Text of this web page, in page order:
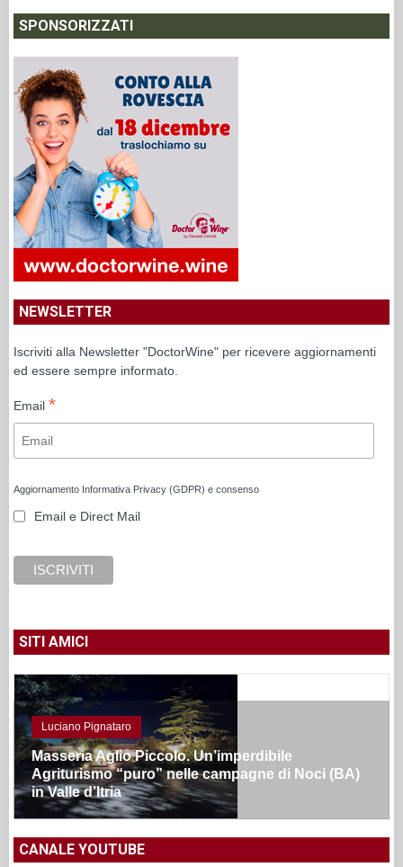
SPONSORIZZATI
NEWSLETTER
Iscriviti alla Newsletter "DoctorWine" per ricevere aggiornamenti
ed essere sempre informato.
Email *
Aggiornamento Informativa Privacy (GDPR) e consenso
Email e Direct Mail
SITI AMICI
Luciano Pignataro
Masseria Aglio Piccolo. Un’imperdibile
Agriturismo “puro” nelle campagne di Noci (BA)
in Valle d’Itria
CANALE YOUTUBE